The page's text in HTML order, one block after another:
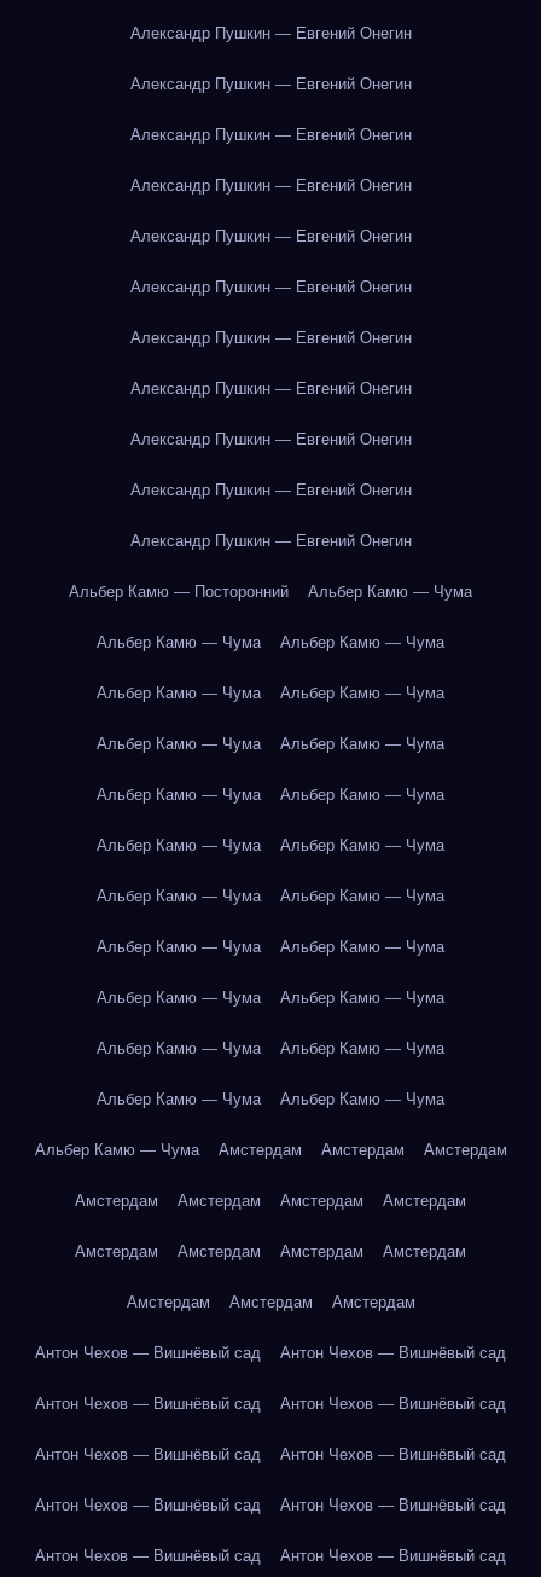
Александр Пушкин — Евгений Онегин
Александр Пушкин — Евгений Онегин
Александр Пушкин — Евгений Онегин
Александр Пушкин — Евгений Онегин
Александр Пушкин — Евгений Онегин
Александр Пушкин — Евгений Онегин
Александр Пушкин — Евгений Онегин
Александр Пушкин — Евгений Онегин
Александр Пушкин — Евгений Онегин
Александр Пушкин — Евгений Онегин
Александр Пушкин — Евгений Онегин
Альбер Камю — Посторонний Альбер Камю — Чума
Альбер Камю — Чума Альбер Камю — Чума
Альбер Камю — Чума Альбер Камю — Чума
Альбер Камю — Чума Альбер Камю — Чума
Альбер Камю — Чума Альбер Камю — Чума
Альбер Камю — Чума Альбер Камю — Чума
Альбер Камю — Чума Альбер Камю — Чума
Альбер Камю — Чума Альбер Камю — Чума
Альбер Камю — Чума Альбер Камю — Чума
Альбер Камю — Чума Альбер Камю — Чума
Альбер Камю — Чума Альбер Камю — Чума
Альбер Камю — Чума Амстердам Амстердам Амстердам
Амстердам Амстердам Амстердам Амстердам
Амстердам Амстердам Амстердам Амстердам
Амстердам Амстердам Амстердам
Антон Чехов — Вишнёвый сад Антон Чехов — Вишнёвый сад
Антон Чехов — Вишнёвый сад Антон Чехов — Вишнёвый сад
Антон Чехов — Вишнёвый сад Антон Чехов — Вишнёвый сад
Антон Чехов — Вишнёвый сад Антон Чехов — Вишнёвый сад
Антон Чехов — Вишнёвый сад Антон Чехов — Вишнёвый сад